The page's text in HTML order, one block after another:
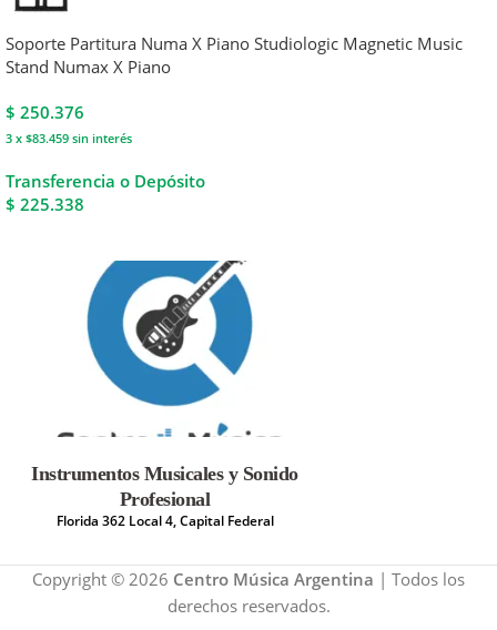
Soporte Partitura Numa X Piano Studiologic Magnetic Music
Stand Numax X Piano
$ 250.376
3 x $83.459 sin interés
Transferencia o Depósito
$ 225.338
Instrumentos Musicales y Sonido
Profesional
Florida 362 Local 4, Capital Federal
Copyright © 2026 Centro Música Argentina | Todos los
derechos reservados.